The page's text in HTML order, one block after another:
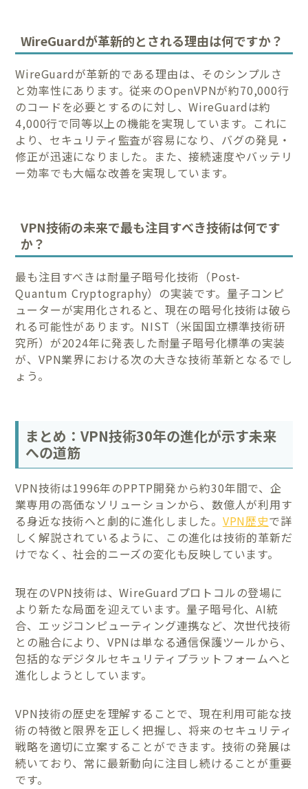
WireGuardが革新的とされる理由は何ですか？
WireGuardが革新的である理由は、そのシンプルさ
と効率性にあります。従来のOpenVPNが約70,000行
のコードを必要とするのに対し、WireGuardは約
4,000行で同等以上の機能を実現しています。これに
より、セキュリティ監査が容易になり、バグの発見・
修正が迅速になりました。また、接続速度やバッテリ
ー効率でも大幅な改善を実現しています。
VPN技術の未来で最も注目すべき技術は何です
か？
最も注目すべきは耐量子暗号化技術（Post-
Quantum Cryptography）の実装です。量子コンピ
ューターが実用化されると、現在の暗号化技術は破ら
れる可能性があります。NIST（米国国立標準技術研
究所）が2024年に発表した耐量子暗号化標準の実装
が、VPN業界における次の大きな技術革新となるでし
ょう。
まとめ：VPN技術30年の進化が示す未来
への道筋
VPN技術は1996年のPPTP開発から約30年間で、企
業専用の高価なソリューションから、数億人が利用す
る身近な技術へと劇的に進化しました。 VPN歴史で詳
しく解説されているように、この進化は技術的革新だ
けでなく、社会的ニーズの変化も反映しています。
現在のVPN技術は、WireGuardプロトコルの登場に
より新たな局面を迎えています。量子暗号化、AI統
合、エッジコンピューティング連携など、次世代技術
との融合により、VPNは単なる通信保護ツールから、
包括的なデジタルセキュリティプラットフォームへと
進化しようとしています。
VPN技術の歴史を理解することで、現在利用可能な技
術の特徴と限界を正しく把握し、将来のセキュリティ
戦略を適切に立案することができます。技術の発展は
続いており、常に最新動向に注目し続けることが重要
です。